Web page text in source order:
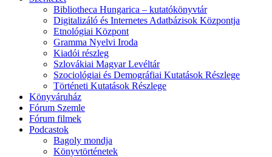
Bibliotheca Hungarica – kutatókönyvtár
Digitalizáló és Internetes Adatbázisok Központja
Etnológiai Központ
Gramma Nyelvi Iroda
Kiadói részleg
Szlovákiai Magyar Levéltár
Szociológiai és Demográfiai Kutatások Részlege
Történeti Kutatások Részlege
Könyváruház
Fórum Szemle
Fórum filmek
Podcastok
Bagoly mondja
Könyvtörténetek